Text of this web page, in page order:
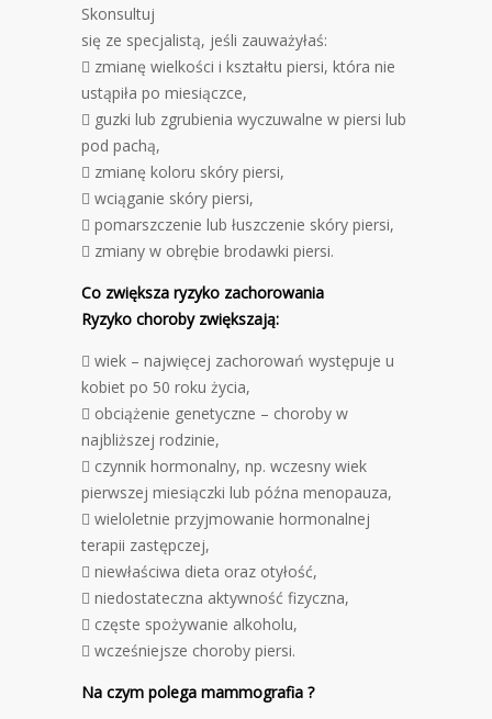
Skonsultuj
się ze specjalistą, jeśli zauważyłaś:
 zmianę wielkości i kształtu piersi, która nie
ustąpiła po miesiączce,
 guzki lub zgrubienia wyczuwalne w piersi lub
pod pachą,
 zmianę koloru skóry piersi,
 wciąganie skóry piersi,
 pomarszczenie lub łuszczenie skóry piersi,
 zmiany w obrębie brodawki piersi.
Co zwiększa ryzyko zachorowania
Ryzyko choroby zwiększają:
 wiek – najwięcej zachorowań występuje u
kobiet po 50 roku życia,
 obciążenie genetyczne – choroby w
najbliższej rodzinie,
 czynnik hormonalny, np. wczesny wiek
pierwszej miesiączki lub późna menopauza,
 wieloletnie przyjmowanie hormonalnej
terapii zastępczej,
 niewłaściwa dieta oraz otyłość,
 niedostateczna aktywność fizyczna,
 częste spożywanie alkoholu,
 wcześniejsze choroby piersi.
Na czym polega mammografia ?